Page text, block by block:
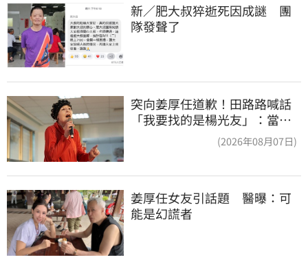
新／肥大叔猝逝死因成謎　團
隊發聲了
突向姜厚任道歉！田路路喊話
「我要找的是楊光友」：當時
(2026年08月07日)
姜厚任女友引話題　醫曝：可
能是幻謊者